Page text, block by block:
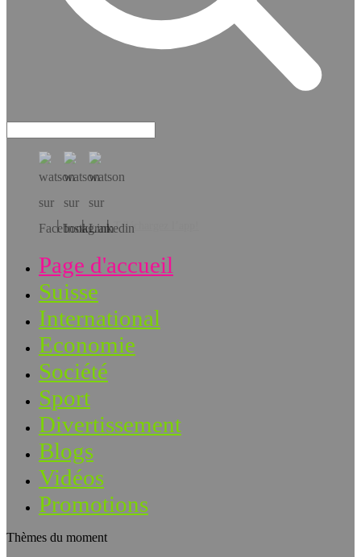
Téléchargez l’app!
Page d'accueil
Suisse
International
Economie
Société
Sport
Divertissement
Blogs
Vidéos
Promotions
Thèmes du moment